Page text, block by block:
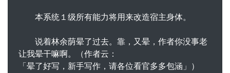
本系统１级所有能力将用来改造宿主身体。
说着林余荫晕了过去。靠，又晕，作者你没事老
让我晕干嘛啊。（作者云：
「晕了好写，新手写作，请各位看官多多包涵」）